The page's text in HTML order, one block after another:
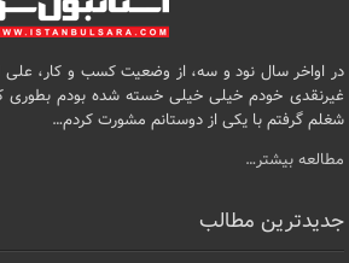
در اواخر سال نود و سه، از وضعیت کسب و کار،
غیرنقدی خودم خیلی خیلی خسته شده بودم بطوری
شغلم گرفتم با یکی از دوستانم مشورت کردم…
مطالعه بیشتر…
جدیدترین مطالب